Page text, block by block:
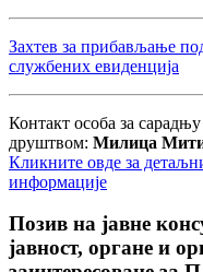
Захтев за прибављање
службених евиденција
Контакт особа за
друштвом: Милица
Кликните овде за
информације
Позив на јавне
јавност, органе и